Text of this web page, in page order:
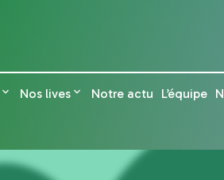
Nos lives Notre actu L’équipe